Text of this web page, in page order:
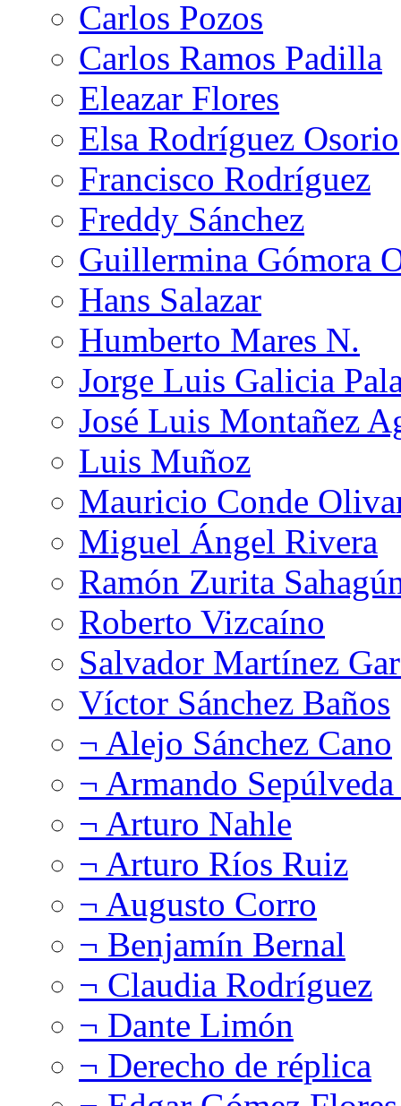
Carlos Pozos
Carlos Ramos Padilla
Eleazar Flores
Elsa Rodríguez Osorio
Francisco Rodríguez
Freddy Sánchez
Guillermina Gómora
Hans Salazar
Humberto Mares N.
Jorge Luis Galicia
José Luis Montañez
Luis Muñoz
Mauricio Conde
Miguel Ángel Rivera
Ramón Zurita
Roberto Vizcaíno
Salvador Martínez
Víctor Sánchez Baños
¬ Alejo Sánchez Cano
¬ Armando
¬ Arturo Nahle
¬ Arturo Ríos Ruiz
¬ Augusto Corro
¬ Benjamín Bernal
¬ Claudia Rodríguez
¬ Dante Limón
¬ Derecho de réplica